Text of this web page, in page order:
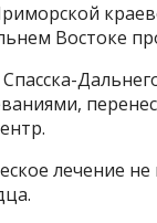
Востоке
лечение